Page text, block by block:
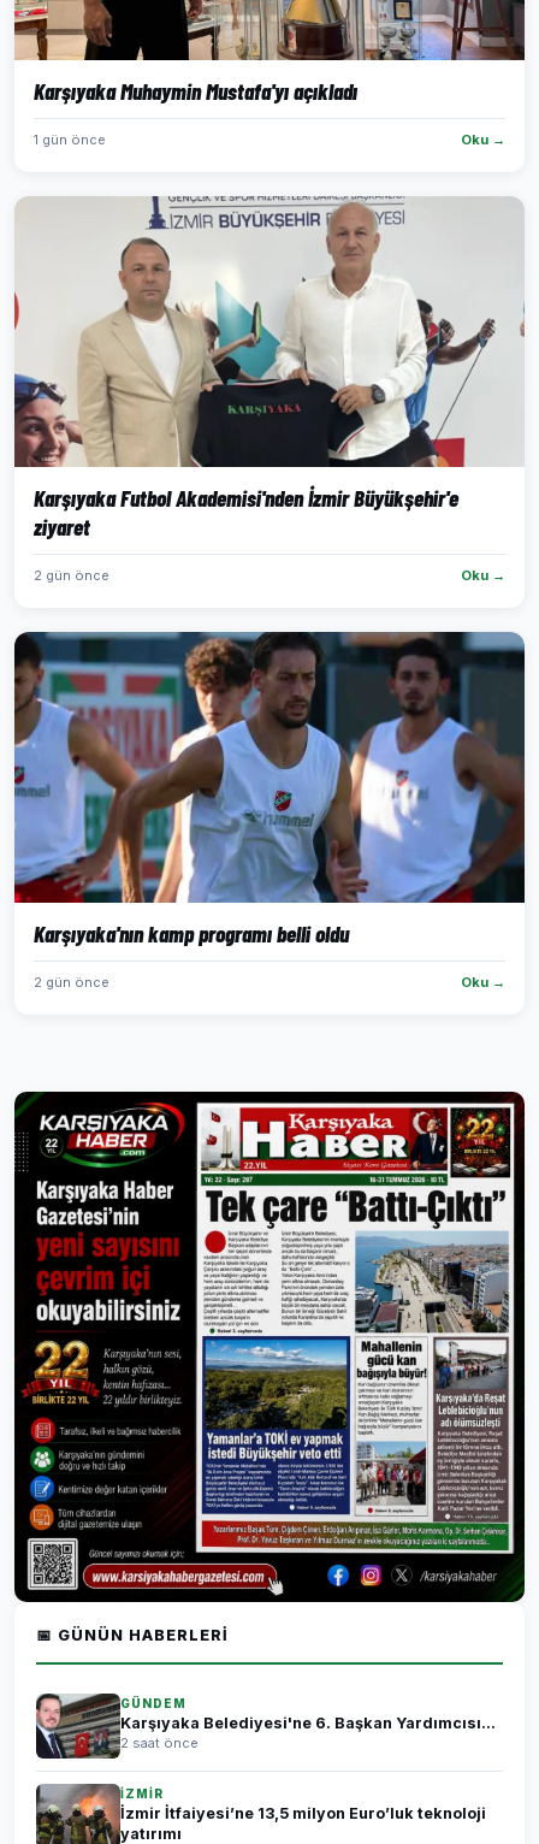
Karşıyaka Muhaymin Mustafa'yı açıkladı
1 gün önce Oku →
Karşıyaka Futbol Akademisi'nden İzmir Büyükşehir'e
ziyaret
2 gün önce Oku →
Karşıyaka'nın kamp programı belli oldu
2 gün önce Oku →
📅 GÜNÜN HABERLERI
GÜNDEM
Karşıyaka Belediyesi'ne 6. Başkan Yardımcısı...
2 saat önce
İZMİR
İzmir İtfaiyesi’ne 13,5 milyon Euro’luk teknoloji
yatırımı